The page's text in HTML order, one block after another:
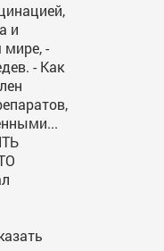
и
-
- Как